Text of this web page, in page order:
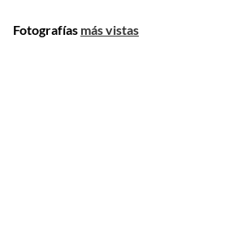
Fotografías más vistas